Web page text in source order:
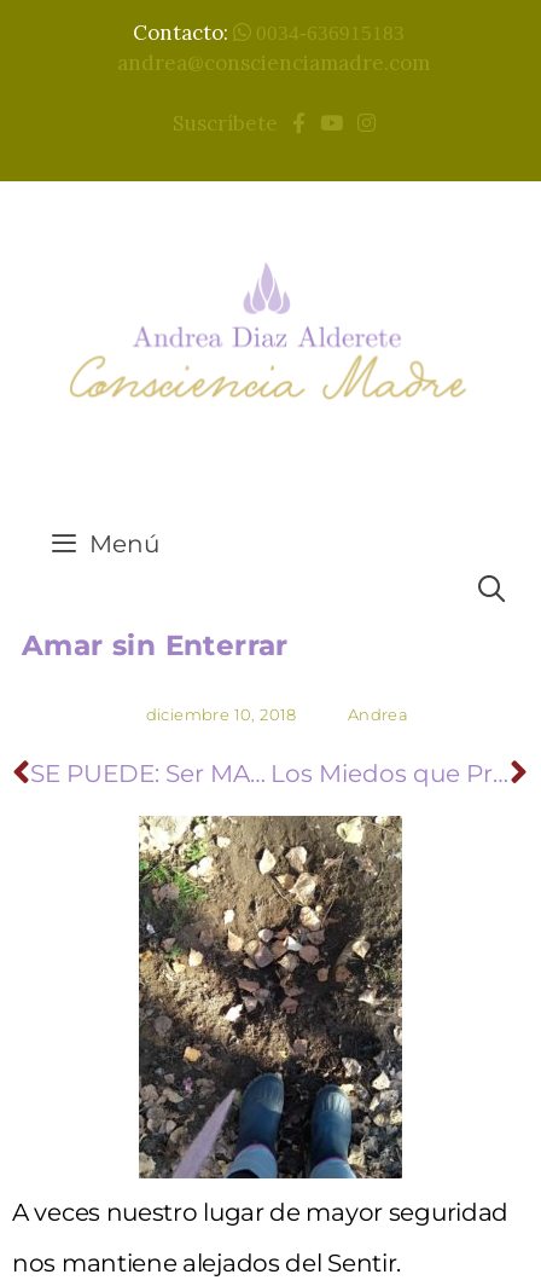
Contacto: 0034-636915183
andrea@conscienciamadre.com
Suscríbete
Menú
Amar sin Enterrar
diciembre 10, 2018 Andrea
SE PUEDE: Ser MADRE y Ser MUJER SE PUEDE Los Miedos que Proyectamos sobre nuestros Hijos (VIDEO)
A veces nuestro lugar de mayor seguridad
nos mantiene alejados del Sentir.